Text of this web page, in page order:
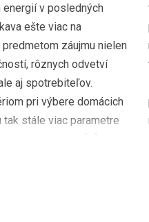
energií v posledných
ešte viac na
záujmu nielen
rôznych odvetví
aj spotrebiteľov.
pri výbere domácich
stále viac parametre